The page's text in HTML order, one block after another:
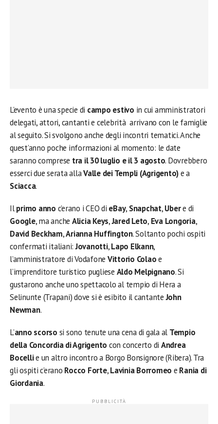
L’evento è una specie di campo estivo in cui amministratori
delegati, attori, cantanti e celebrità arrivano con le famiglie
al seguito. Si svolgono anche degli incontri tematici. Anche
quest’anno poche informazioni al momento: le date
saranno comprese tra il 30 luglio e il 3 agosto. Dovrebbero
esserci due serata allaValle dei Templi (Agrigento)e a
Sciacca.
Ilprimo anno c’erano i CEO di eBay, Snapchat,Ubere di
Google, ma anche Alicia Keys,Jared Leto, Eva Longoria,
David Beckham,Arianna Huffington. Soltanto pochi ospiti
confermati italiani:Jovanotti,Lapo Elkann,
l’amministratore di Vodafone Vittorio Colaoe
l’imprenditore turistico pugliese Aldo Melpignano. Si
gustarono anche uno spettacolo al tempio di Hera a
Selinunte (Trapani) dove si è esibito il cantanteJohn
Newman.
L’anno scorso si sono tenute una cena di gala al Tempio
della Concordia di Agrigento con concerto di Andrea
Bocellie un altro incontro a Borgo Bonsignore (Ribera). Tra
gli ospiti c’erano Rocco Forte,Lavinia Borromeo e Rania di
Giordania.